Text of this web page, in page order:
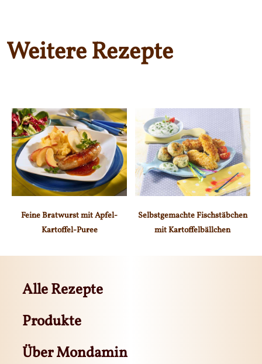
Weitere Rezepte
Feine Bratwurst mit Apfel-
Kartoffel-Puree
Selbstgemachte Fischstäbchen
mit Kartoffelbällchen
Alle Rezepte
Produkte
Über Mondamin